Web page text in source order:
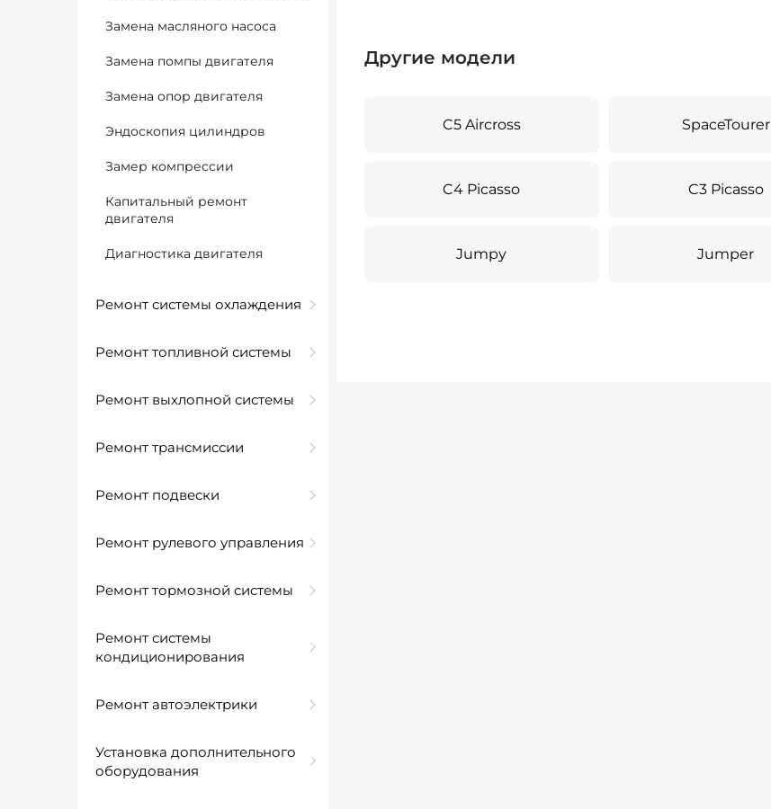
Замена масляного насоса
Замена помпы двигателя
Замена опор двигателя
Эндоскопия цилиндров
Замер компрессии
Капитальный ремонт
двигателя
Диагностика двигателя
Ремонт системы охлаждения
Ремонт топливной системы
Ремонт выхлопной системы
Ремонт трансмиссии
Ремонт подвески
Ремонт рулевого управления
Ремонт тормозной системы
Ремонт системы
кондиционирования
Ремонт автоэлектрики
Установка дополнительного
оборудования
Другие модели
C5 Aircross SpaceTourer
C4 Picasso C3 Picasso
Jumpy Jumper